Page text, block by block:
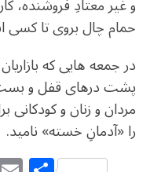
حمام چال بروی تا کسی
در جمعه­ هایی که
پشت درهای قفل و
مردان و زنان و
را «آدمانِ خسته» نامید.